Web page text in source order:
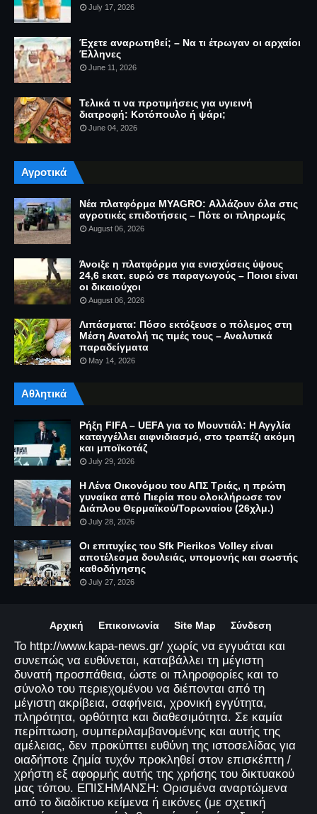
July 17, 2026
Έχετε αναρωτηθεί; – Να τι έτρωγαν οι αρχαίοι
Έλληνες
June 11, 2026
Τελικά τι να προτιμήσεις για υγιεινή
διατροφή: Κοτόπουλο ή ψάρι;
June 04, 2026
Αγροτικά
Νέα πλατφόρμα MYAGRO: Αλλάζουν όλα στις
αγροτικές επιδοτήσεις – Πότε οι πληρωμές
August 06, 2026
Άνοιξε η πλατφόρμα για ενισχύσεις ύψους
24,6 εκατ. ευρώ σε παραγωγούς – Ποιοι είναι
οι δικαιούχοι
August 06, 2026
Λιπάσματα: Πόσο εκτόξευσε ο πόλεμος στη
Μέση Ανατολή τις τιμές τους – Αναλυτικά
παραδείγματα
May 14, 2026
Αθλητικά
Ρήξη FIFA – UEFA για το Μουντιάλ: Η Αγγλία
καταγγέλλει αιφνιδιασμό, στο τραπέζι ακόμη
και μποϊκοτάζ
July 29, 2026
Η Λένα Οικονόμου του ΑΠΣ Τριάς, η πρώτη
γυναίκα από Πιερία που ολοκλήρωσε τον
Διάπλου Θερμαϊκού/Τορωναίου (26χλμ.)
July 28, 2026
Οι επιτυχίες του Sfk Pierikos Volley είναι
αποτέλεσμα δουλειάς, υπομονής και σωστής
καθοδήγησης
July 27, 2026
Αρχική Επικοινωνία Site Map Σύνδεση
Το http://www.kapa-news.gr/ χωρίς να εγγυάται και
συνεπώς να ευθύνεται, καταβάλλει τη μέγιστη
δυνατή προσπάθεια, ώστε οι πληροφορίες και το
σύνολο του περιεχομένου να διέπονται από τη
μέγιστη ακρίβεια, σαφήνεια, χρονική εγγύτητα,
πληρότητα, ορθότητα και διαθεσιμότητα. Σε καμία
περίπτωση, συμπεριλαμβανομένης και αυτής της
αμέλειας, δεν προκύπτει ευθύνη της ιστοσελίδας για
οιαδήποτε ζημία τυχόν προκληθεί στον επισκέπτη /
χρήστη εξ αφορμής αυτής της χρήσης του δικτυακού
μας τόπου. ΕΠΙΣΗΜΑΝΣΗ: Ορισμένα αναρτώμενα
από το διαδίκτυο κείμενα ή εικόνες (με σχετική